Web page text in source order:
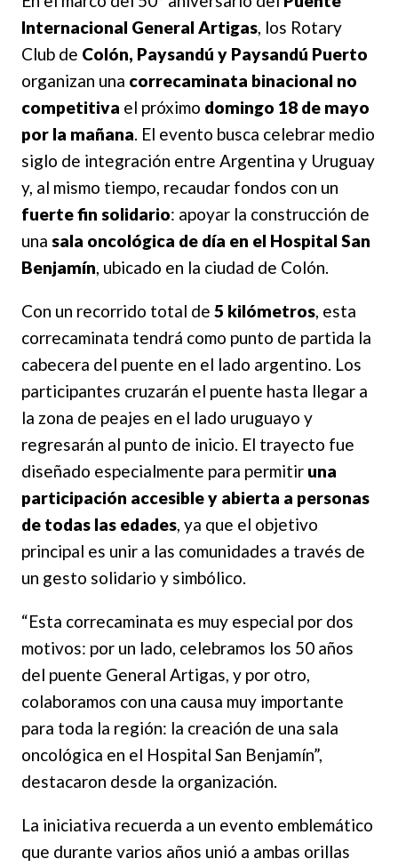
Internacional General Artigas, los Rotary
Club de Colón, Paysandú y Paysandú Puerto
organizan una correcaminata binacional no
competitiva el próximo domingo 18 de mayo
por la mañana. El evento busca celebrar medio
siglo de integración entre Argentina y Uruguay
y, al mismo tiempo, recaudar fondos con un
fuerte fin solidario: apoyar la construcción de
una sala oncológica de día en el Hospital San
Benjamín, ubicado en la ciudad de Colón.
Con un recorrido total de 5 kilómetros, esta
correcaminata tendrá como punto de partida la
cabecera del puente en el lado argentino. Los
participantes cruzarán el puente hasta llegar a
la zona de peajes en el lado uruguayo y
regresarán al punto de inicio. El trayecto fue
diseñado especialmente para permitir una
participación accesible y abierta a personas
de todas las edades, ya que el objetivo
principal es unir a las comunidades a través de
un gesto solidario y simbólico.
“Esta correcaminata es muy especial por dos
motivos: por un lado, celebramos los 50 años
del puente General Artigas, y por otro,
colaboramos con una causa muy importante
para toda la región: la creación de una sala
oncológica en el Hospital San Benjamín”,
destacaron desde la organización.
La iniciativa recuerda a un evento emblemático
que durante varios años unió a ambas orillas